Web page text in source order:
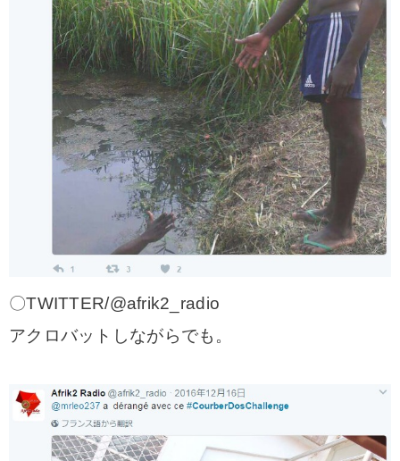
〇TWITTER/@afrik2_radio
アクロバットしながらでも。